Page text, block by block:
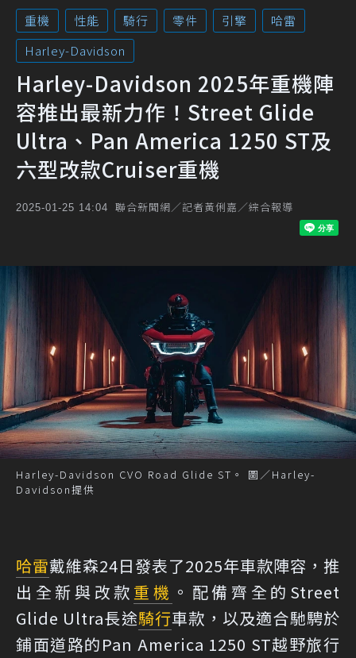
重機 性能 騎行 零件 引擎
哈雷
Harley-Davidson
Harley-Davidson 2025年重機陣
容推出最新力作！Street Glide
Ultra、Pan America 1250 ST及
六型改款Cruiser重機
2025-01-25 14:04 聯合新聞網／記者黃俐嘉／綜合報導
Harley-Davidson CVO Road Glide ST。 圖／Harley-
Davidson提供
哈雷戴維森24日發表了2025年車款陣容，推
出全新與改款 重機 。配備齊全的Street
Glide Ultra長途騎行車款，以及適合馳騁於
鋪面道路的Pan America 1250 ST越野旅行